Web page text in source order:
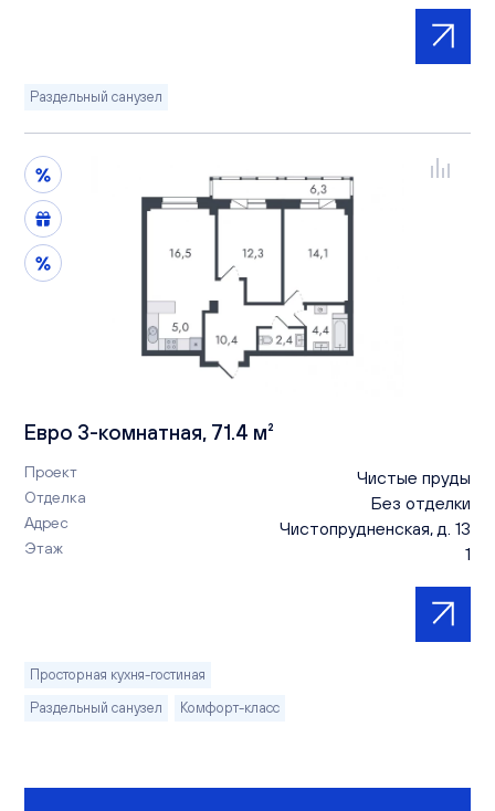
Раздельный санузел
Евро 3-комнатная, 71.4 м²
Проект Чистые пруды
Отделка Без отделки
Адрес Чистопрудненская, д. 13
Этаж 1
Просторная кухня-гостиная
Раздельный санузел
Комфорт-класс